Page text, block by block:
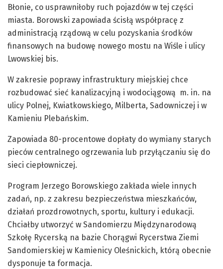
Błonie, co usprawniłoby ruch pojazdów w tej części
miasta. Borowski zapowiada ścisłą współpracę z
administracją rządową w celu pozyskania środków
finansowych na budowę nowego mostu na Wiśle i ulicy
Lwowskiej bis.
W zakresie poprawy infrastruktury miejskiej chce
rozbudować sieć kanalizacyjną i wodociągową m. in. na
ulicy Polnej, Kwiatkowskiego, Milberta, Sadowniczej i w
Kamieniu Plebańskim.
Zapowiada 80-procentowe dopłaty do wymiany starych
pieców centralnego ogrzewania lub przyłączaniu się do
sieci ciepłowniczej.
Program Jerzego Borowskiego zakłada wiele innych
zadań, np. z zakresu bezpieczeństwa mieszkańców,
działań prozdrowotnych, sportu, kultury i edukacji.
Chciałby utworzyć w Sandomierzu Międzynarodową
Szkołę Rycerską na bazie Chorągwi Rycerstwa Ziemi
Sandomierskiej w Kamienicy Oleśnickich, którą obecnie
dysponuje ta formacja.